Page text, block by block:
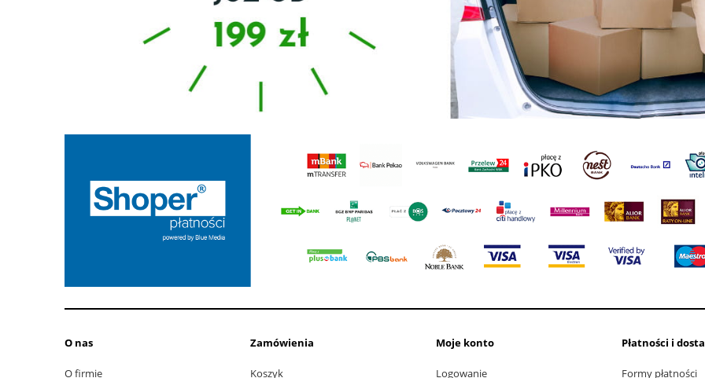
O nas
O firmie
Zamówienia
Koszyk
Moje konto
Logowanie
Płatności i
Formy płatności